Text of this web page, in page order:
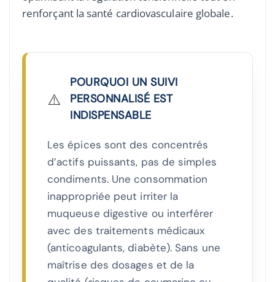
renforçant la santé cardiovasculaire globale.
⚠️
POURQUOI UN SUIVI
PERSONNALISÉ EST
INDISPENSABLE
Les épices sont des concentrés
d’actifs puissants, pas de simples
condiments. Une consommation
inappropriée peut irriter la
muqueuse digestive ou interférer
avec des traitements médicaux
(anticoagulants, diabète). Sans une
maîtrise des dosages et de la